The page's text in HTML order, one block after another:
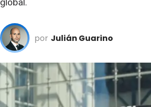
global.
por Julián Guarino